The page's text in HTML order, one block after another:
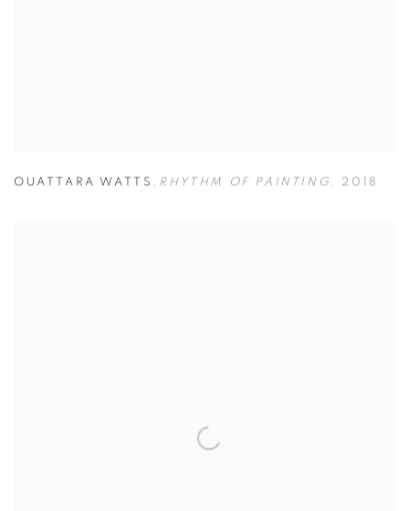
OUATTARA WATTS , RHYTHM OF PAINTING , 2018